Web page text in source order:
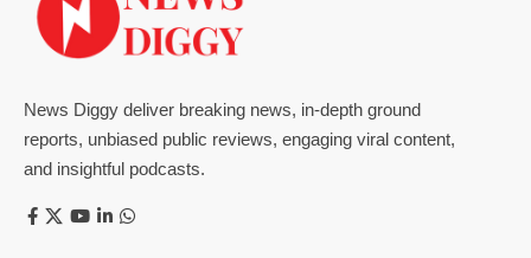
News Diggy deliver breaking news, in-depth ground
reports, unbiased public reviews, engaging viral content,
and insightful podcasts.